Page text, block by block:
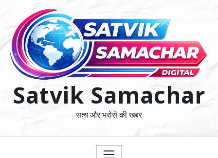
Satvik Samachar
सत्य और भरोसे की खबर